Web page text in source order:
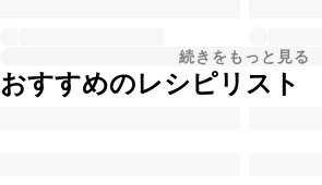
続きをもっと見る
おすすめのレシピリスト